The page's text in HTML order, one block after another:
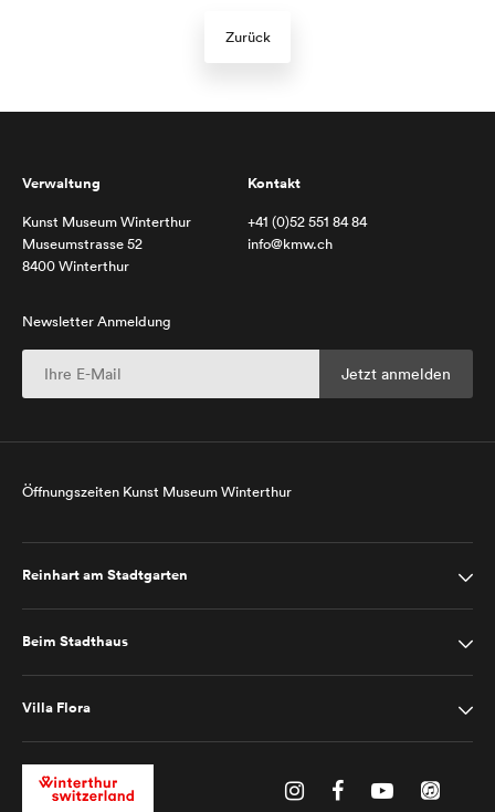
Zurück
Verwaltung
Kunst Museum Winterthur
Museumstrasse 52
8400 Winterthur
Kontakt
+41 (0)52 551 84 84
info@kmw.ch
Newsletter Anmeldung
Öffnungszeiten Kunst Museum Winterthur
Reinhart am Stadtgarten
Beim Stadthaus
Villa Flora